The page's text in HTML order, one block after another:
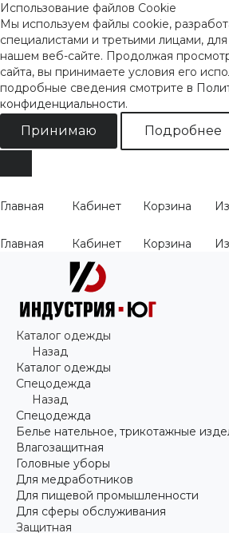
Использование файлов Cookie
Мы используем файлы cookie,
специалистами и третьими лицами,
нашем веб-сайте. Продолжая
сайта, вы принимаете условия его
подробные сведения смотрите в
конфиденциальности.
Принимаю Подробнее
Главная Кабинет Корзина
Главная Кабинет Корзина
Каталог одежды
Назад
Каталог одежды
Спецодежда
Назад
Спецодежда
Белье нательное, трикотажные
Влагозащитная
Головные уборы
Для медработников
Для пищевой промышленности
Для сферы обслуживания
Защитная